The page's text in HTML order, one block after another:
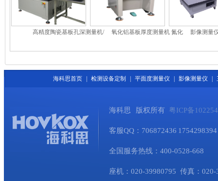
高精度陶瓷基板孔深测量机/
氧化铝基板厚度测量机 氮化
影像测量
海科思首页 检测设备定制 平面度测量仪 影像测量仪
海科思 版权所有 粤ICP备
客服QQ：706872436
全国服务热线：400-0528-668
座机：020-39980795 传真：